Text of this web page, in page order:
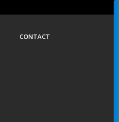
CONTACT